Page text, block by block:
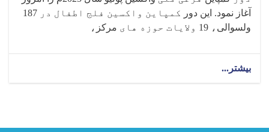
آغاز نمود. این دور
کمپاین واکسین فلج اطفال در 187
ولسوالی ، 19 ولایات حوزه های مرکز ،
بیشتر...